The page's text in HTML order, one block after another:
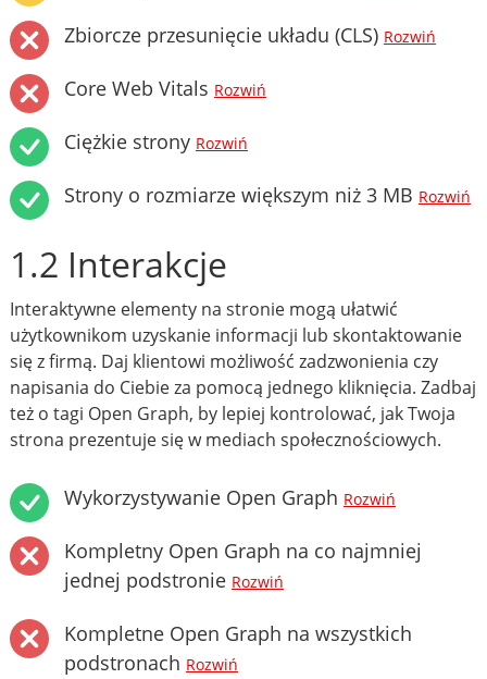
Zbiorcze przesunięcie układu (CLS) Rozwiń
Core Web Vitals Rozwiń
Ciężkie strony Rozwiń
Strony o rozmiarze większym niż 3 MB Rozwiń
1.2 Interakcje
Interaktywne elementy na stronie mogą ułatwić
użytkownikom uzyskanie informacji lub skontaktowanie
się z firmą. Daj klientowi możliwość zadzwonienia czy
napisania do Ciebie za pomocą jednego kliknięcia. Zadbaj
też o tagi Open Graph, by lepiej kontrolować, jak Twoja
strona prezentuje się w mediach społecznościowych.
Wykorzystywanie Open Graph Rozwiń
Kompletny Open Graph na co najmniej
jednej podstronie Rozwiń
Kompletne Open Graph na wszystkich
podstronach Rozwiń